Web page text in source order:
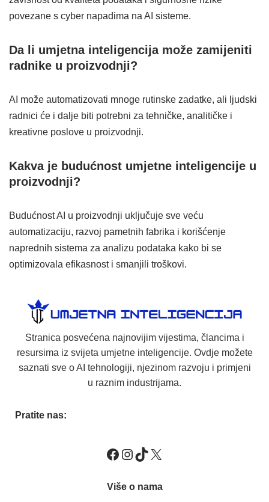
povezane s cyber napadima na AI sisteme.
Da li umjetna inteligencija može zamijeniti
radnike u proizvodnji?
AI može automatizovati mnoge rutinske zadatke, ali ljudski
radnici će i dalje biti potrebni za tehničke, analitičke i
kreativne poslove u proizvodnji.
Kakva je budućnost umjetne inteligencije u
proizvodnji?
Budućnost AI u proizvodnji uključuje sve veću
automatizaciju, razvoj pametnih fabrika i korišćenje
naprednih sistema za analizu podataka kako bi se
optimizovala efikasnost i smanjili troškovi.
Stranica posvećena najnovijim vijestima, člancima i
resursima iz svijeta umjetne inteligencije. Ovdje možete
saznati sve o AI tehnologiji, njezinom razvoju i primjeni
u raznim industrijama.
Pratite nas:
Više o nama